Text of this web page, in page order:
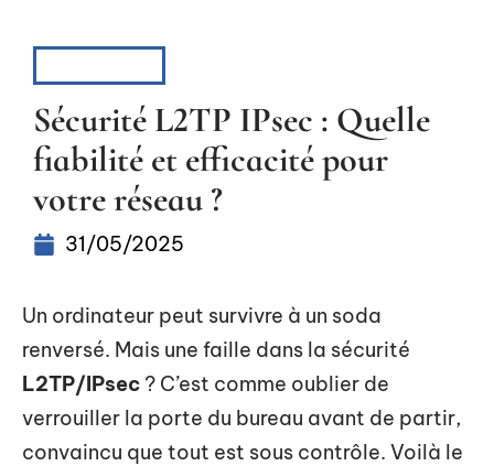
Sécurité L2TP IPsec : Quelle
fiabilité et efficacité pour
votre réseau ?
31/05/2025
Un ordinateur peut survivre à un soda
renversé. Mais une faille dans la sécurité
L2TP/IPsec ? C’est comme oublier de
verrouiller la porte du bureau avant de partir,
convaincu que tout est sous contrôle. Voilà le